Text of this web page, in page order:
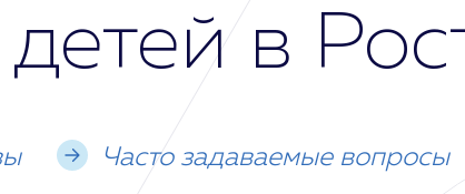
в
Часто задаваемые вопросы